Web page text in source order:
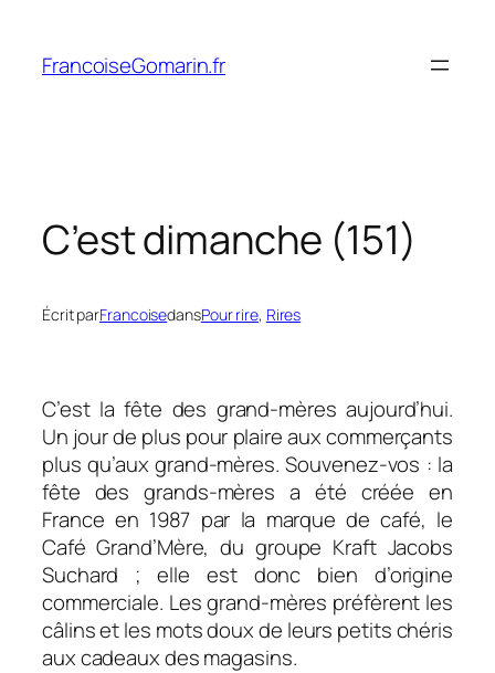
contenu
FrancoiseGomarin.fr
C’est dimanche (151)
Écrit parFrancoisedansPour rire, Rires
C’est la fête des grand-mères aujourd’hui.
Un jour de plus pour plaire aux commerçants
plus qu’aux grand-mères. Souvenez-vos : la
fête des grands-mères a été créée en
France en 1987 par la marque de café, le
Café Grand’Mère, du groupe Kraft Jacobs
Suchard ; elle est donc bien d’origine
commerciale. Les grand-mères préfèrent les
câlins et les mots doux de leurs petits chéris
aux cadeaux des magasins.